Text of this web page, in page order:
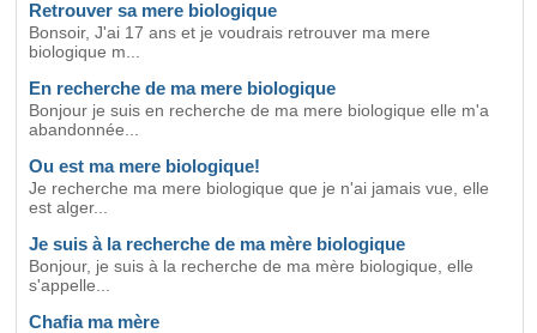
Retrouver sa mere biologique
Bonsoir, J'ai 17 ans et je voudrais retrouver ma mere
biologique m...
En recherche de ma mere biologique
Bonjour je suis en recherche de ma mere biologique elle m'a
abandonnée...
Ou est ma mere biologique!
Je recherche ma mere biologique que je n'ai jamais vue, elle
est alger...
Je suis à la recherche de ma mère biologique
Bonjour, je suis à la recherche de ma mère biologique, elle
s'appelle...
Chafia ma mère